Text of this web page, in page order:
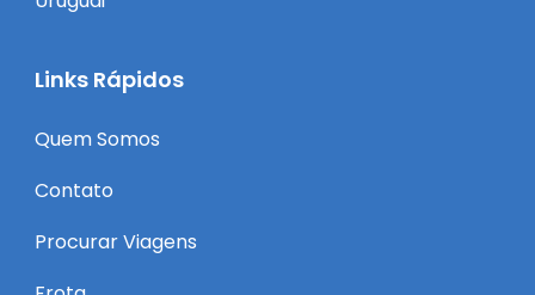
Links Rápidos
Quem Somos
Contato
Procurar Viagens